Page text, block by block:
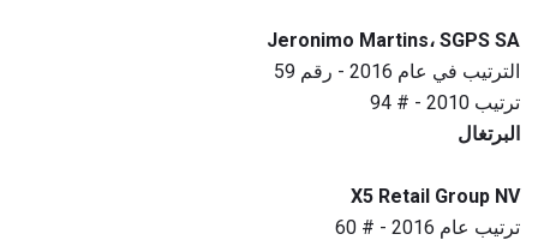
Jeronimo Martins، SGPS SA
الترتيب في عام 2016 - رقم 59
ترتيب 2010 - # 94
البرتغال
X5 Retail Group NV
ترتيب عام 2016 - # 60